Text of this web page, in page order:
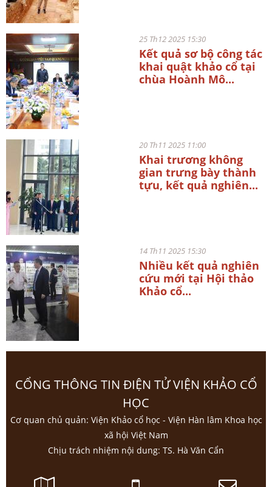
25 Th12 2025 15:30
Kết quả sơ bộ công tác
khai quật khảo cổ tại
chùa Hoành Mô...
20 Th11 2025 11:00
Khai trương không
gian trưng bày thành
tựu, kết quả nghiên...
14 Th11 2025 15:30
Nhiều kết quả nghiên
cứu mới tại Hội thảo
Khảo cổ...
CỔNG THÔNG TIN ĐIỆN TỬ VIỆN KHẢO CỔ
HỌC
Cơ quan chủ quản: Viện Khảo cổ học - Viện Hàn lâm Khoa học
xã hội Việt Nam
Chịu trách nhiệm nội dung: TS. Hà Văn Cẩn